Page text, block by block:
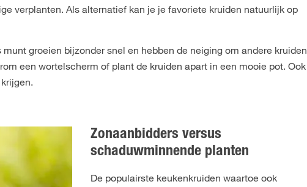
verplanten. Als alternatief kan je je favoriete kruiden natuurlijk op
groeien bijzonder snel en hebben de neiging om andere kruiden
een wortelscherm of plant de kruiden apart in een mooie pot. Ook
Zonaanbidders versus
schaduwminnende planten
De populairste keukenkruiden waartoe ook